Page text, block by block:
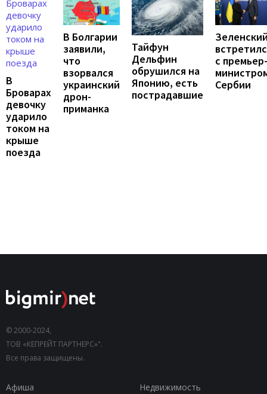
В
Броварах
девочку
ударило
током на
крыше
поезда
В Болгарии
заявили,
что
взорвался
украинский
дрон-
приманка
Тайфун
Дельфин
обрушился на
Японию, есть
пострадавшие
с премьер-
Сербии
© 2000-2024,
ТОВ «КЕПРЕЙТ ПАРТНЕРС»".
Все права защищены.
Афиша
Недвижимость